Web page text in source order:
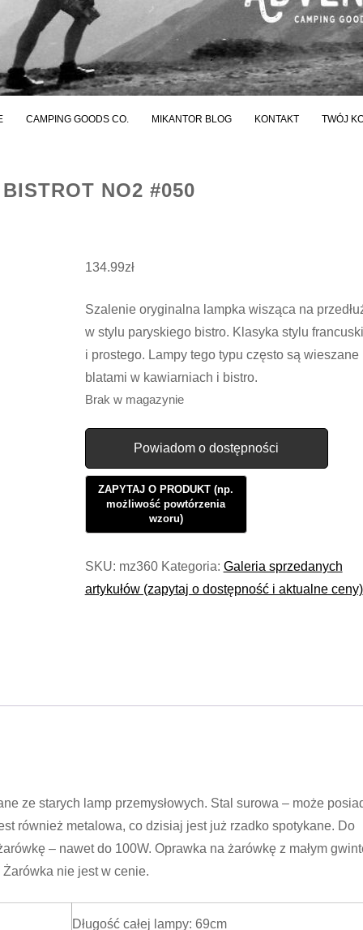
CAMPING GOODS CO. MIKANTOR BLOG KONTAKT TWÓJ
NO2 #050
134.99zł
Szalenie oryginalna lampka wisząca na
w stylu paryskiego bistro. Klasyka stylu
i prostego. Lampy tego typu często są wieszane
blatami w kawiarniach i bistro.
Brak w magazynie
Powiadom o dostępności
SKU: mz360 Kategoria: Galeria sprzedanych
artykułów (zapytaj o dostępność i aktualne ceny)
ze starych lamp przemysłowych. Stal surowa – może
również metalowa, co dzisiaj jest już rzadko spotykane. Do
– nawet do 100W. Oprawka na żarówkę z małym
Żarówka nie jest w cenie.
Długość całej lampy: 69cm